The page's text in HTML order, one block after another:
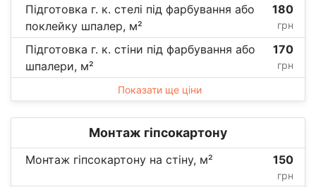
Підготовка г. к. стелі під фарбування або
поклейку шпалер, м²
180
грн
Підготовка г. к. стіни під фарбування або
шпалери, м²
170
грн
Показати ще ціни
Монтаж гіпсокартону
Монтаж гіпсокартону на стіну, м² 150
грн